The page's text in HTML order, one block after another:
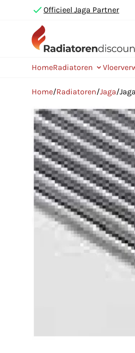
Officieel Jaga Partner
HomeRadiatoren
Home/Radiatoren/Jaga/